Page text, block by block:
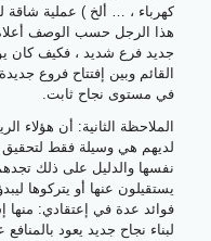
كهرباء ، … ألخ ) عملية شاقة
هذا الرجل حسب الوصف
جديد فرع شديد ، فكيف كان
القائم وبين إفتتاح فروع
في مستوى نجاح ثابت.
الملاحظة الثانية: أن هؤلاء
لديهم هي وسيلة فقط
نفسها والدليل على ذلك
يستقيلون عنها أو يتركوها
فوائد عدة في إعتقادي: منها
لبناء نجاح جديد يعود